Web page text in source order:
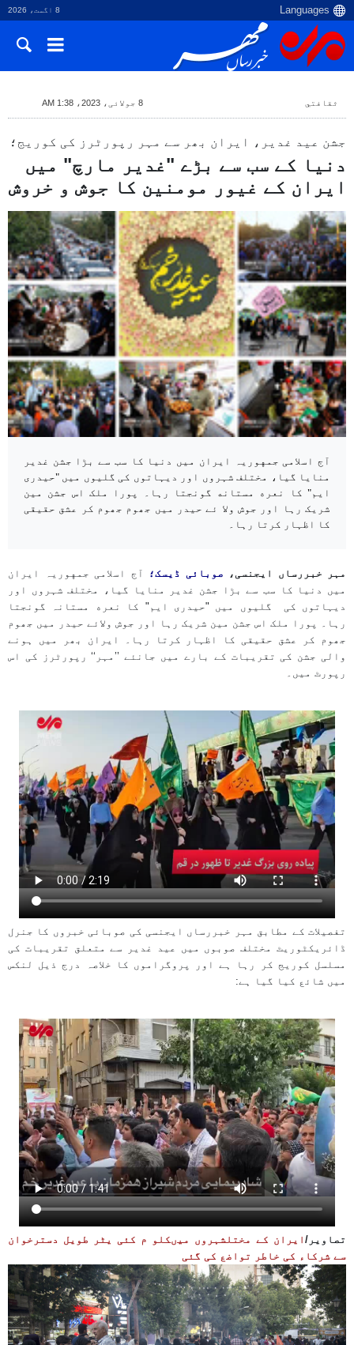
8 اگست، 2026
ثقافتي 8 جولائی، 2023، 1:38 AM
جشن عید غدیر، ایران بھر سے مہر رپورٹرز کی كوریج؛
دنیا کے سب سے بڑے "غدیر مارچ" میں
ایران كے غیور مومنین كا جوش و خروش
آج اسلامی جمهوریہ ایران میں دنیا کا سب سے بڑا جشن غدیر
منایا گیا، مختلف شہروں اور دیہاتوں کی گلیوں میں "حیدری
ایم" كا نعره مستانه گونجتا رہا۔ پورا ملک اس جشن مین
شریک رہا اور جوش ولا ئے حیدر میں جھوم جھوم کر عشق حقیقی
کا اظہار کرتا رہا۔
مہر خبررساں ایجنسی، صوبائی ڈیسک؛
آج اسلامی جمهوریہ ایران
میں دنیا کا سب سے بڑا جشن غدیر منایا گیا، مختلف شہروں اور
دیہاتوں کی گلیوں میں "حیدری ایم" كا نعره مستانہ گونجتا
رہا۔ پورا ملک اس جشن مین شریک رہا اور جوش ولائے حیدر میں جھوم
جھوم کر عشق حقیقی کا اظہار کرتا رہا۔ ایران بھر میں ہونے
والی جشن کی تقریبات کے بارے میں جانئے ’’مہر‘‘ رپورٹرز کی اس
رپورٹ میں۔
تفصیلات کے مطابق مہر خبررساں ایجنسی کی صوبائی خبروں کا جنرل
ڈائریکٹوریٹ مختلف صوبوں میں عید غدیر سے متعلق تقریبات کی
مسلسل کوریج کر رہا ہے اور پروگراموں کا خلاصہ درج ذیل لنکس
میں شائع کیا گیا ہے:
تصاویر/ ایران کے مختلشہروں میںکلو م کئی یٹر طویل دسترخوان
سے شرکاء کی خاطر تواضع کی گئی